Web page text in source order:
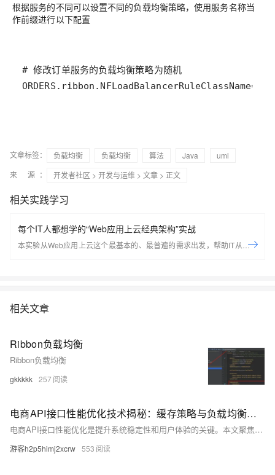
根据服务的不同可以设置不同的负载均衡策略，使用服务名称当
作前缀进行以下配置
# 修改订单服务的负载均衡策略为随机
文章标签： 负载均衡 负载均衡 算法 Java
uml
来 源：
开发者社区 > 开发与运维 > 文章 > 正文
相关实践学习
每个IT人都想学的“Web应用上云经典架构”实战
本实验从Web应用上云这个最基本的、最普遍的需求出发，帮助IT从业者
相关文章
Ribbon负载均衡
Ribbon负载均衡
gkkkkk 257
电商API接口性能优化技术揭秘：缓存策略与负载均衡详解
电商API接口性能优化是提升系统稳定性和用户体验的关键。本文聚焦缓存策略与负载均衡两大核心，详解其在电商业务中的实践。缓存策略涵盖本地、分布式及CDN缓存，通过全量或部分缓存设计和一致性维护，减少后端压力；负载均衡则利用反向代理、DNS轮询等技术，结合动态调整与冗余部署，提高吞吐量与可用性。文中引用大型及跨境电商平台案例，展示优化效果，强调持续监控与迭代的重要性，为电商企业提供了切实可行的性能优化路径。
游客h2p5himj2xcrw 553